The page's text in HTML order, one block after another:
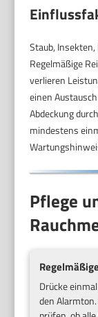
Staub,
Regelmäßige
verlieren
einen
Abdeckung
mindestens
Pflege
Drücke
den